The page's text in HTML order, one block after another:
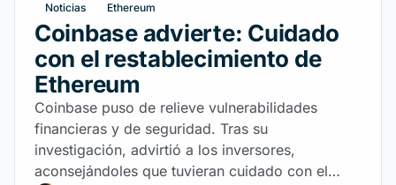
Noticias Ethereum
Coinbase advierte: Cuidado
con el restablecimiento de
Ethereum
Coinbase puso de relieve vulnerabilidades
financieras y de seguridad. Tras su
investigación, advirtió a los inversores,
aconsejándoles que tuvieran cuidado con el